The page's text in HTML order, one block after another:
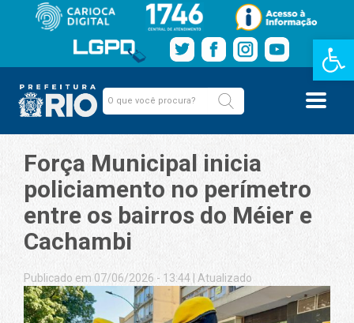
Barra de
Força Municipal inicia
policiamento no perímetro
entre os bairros do Méier e
Cachambi
Publicado em 07/06/2026 - 13:44 Atualizado